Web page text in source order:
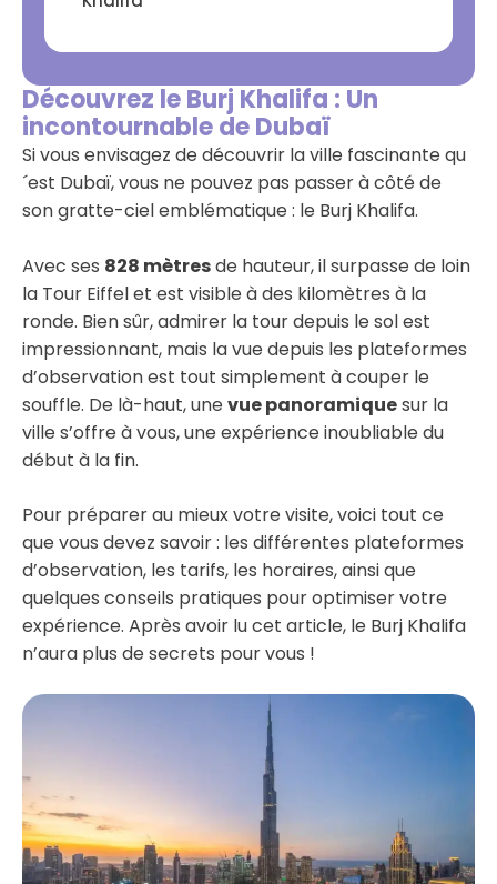
Découvrez le Burj Khalifa : Un
incontournable de Dubaï
Si vous envisagez de découvrir la ville fascinante qu
´est Dubaï, vous ne pouvez pas passer à côté de
son gratte-ciel emblématique : le Burj Khalifa.
Avec ses 828 mètresde hauteur, il surpasse de loin
la Tour Eiffel et est visible à des kilomètres à la
ronde. Bien sûr, admirer la tour depuis le sol est
impressionnant, mais la vue depuis les plateformes
d’observation est tout simplement à couper le
souffle. De là-haut, unevue panoramiquesur la
ville s’offre à vous, une expérience inoubliable du
début à la fin.
Pour préparer au mieux votre visite, voici tout ce
que vous devez savoir : les différentes plateformes
d’observation, les tarifs, les horaires, ainsi que
quelques conseils pratiques pour optimiser votre
expérience. Après avoir lu cet article, le Burj Khalifa
n’aura plus de secrets pour vous !